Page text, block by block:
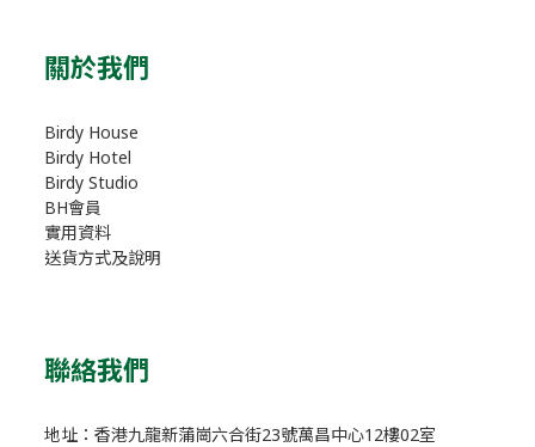
關於我們
Birdy House
Birdy Hotel
Birdy Studio
BH會員
實用資料
送貨方式及說明
聯絡我們
地址：香港九龍新蒲崗六合街23號萬昌中心12樓02室